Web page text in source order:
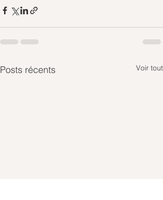
Posts récents Voir tout